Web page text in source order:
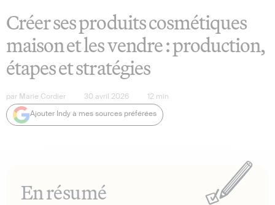
Créer ses produits cosmétiques
maison et les vendre : production,
étapes et stratégies
par Marie Cordier 30 avril 2026 12 min
Ajouter Indy à mes sources préférées
En résumé